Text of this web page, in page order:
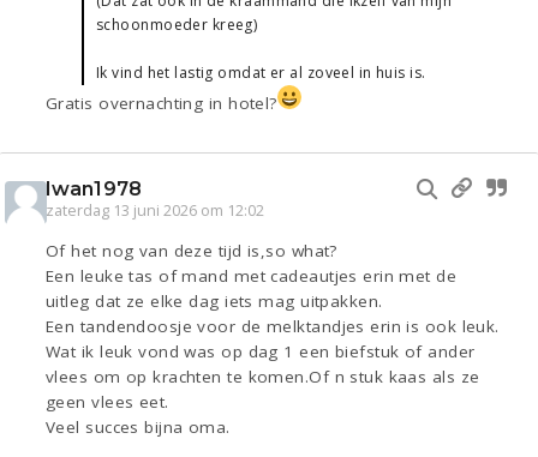
schoonmoeder kreeg)
Ik vind het lastig omdat er al zoveel in huis is.
Gratis overnachting in hotel?
Iwan1978
zaterdag 13 juni 2026 om 12:02
Of het nog van deze tijd is,so what?
Een leuke tas of mand met cadeautjes erin met de
uitleg dat ze elke dag iets mag uitpakken.
Een tandendoosje voor de melktandjes erin is ook leuk.
Wat ik leuk vond was op dag 1 een biefstuk of ander
vlees om op krachten te komen.Of n stuk kaas als ze
geen vlees eet.
Veel succes bijna oma.